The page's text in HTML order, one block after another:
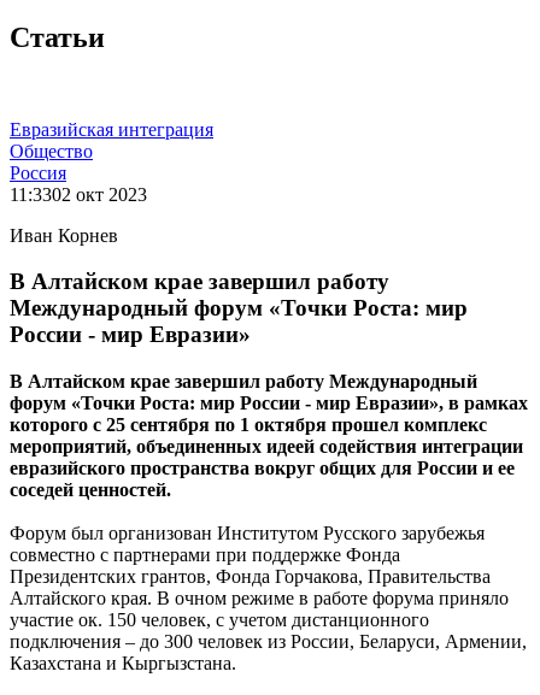
Статьи
Евразийская интеграция
Общество
Россия
11:3302 окт 2023
Иван Корнев
В Алтайском крае завершил работу
Международный форум «Точки Роста: мир
России - мир Евразии»
В Алтайском крае завершил работу Международный
форум «Точки Роста: мир России - мир Евразии», в рамках
которого с 25 сентября по 1 октября прошел комплекс
мероприятий, объединенных идеей содействия интеграции
евразийского пространства вокруг общих для России и ее
соседей ценностей.
Форум был организован Институтом Русского зарубежья
совместно с партнерами при поддержке Фонда
Президентских грантов, Фонда Горчакова, Правительства
Алтайского края. В очном режиме в работе форума приняло
участие ок. 150 человек, с учетом дистанционного
подключения – до 300 человек из России, Беларуси, Армении,
Казахстана и Кыргызстана.